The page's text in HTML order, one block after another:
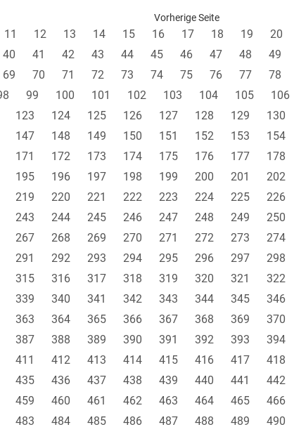
Vorherige Seite
11 12 13 14 15 16 17 18 19 20
40 41 42 43 44 45 46 47 48 49
69 70 71 72 73 74 75 76 77 78
99 100 101 102 103 104 105 106
123 124 125 126 127 128 129 130
147 148 149 150 151 152 153 154
171 172 173 174 175 176 177 178
195 196 197 198 199 200 201 202
219 220 221 222 223 224 225 226
243 244 245 246 247 248 249 250
267 268 269 270 271 272 273 274
291 292 293 294 295 296 297 298
315 316 317 318 319 320 321 322
339 340 341 342 343 344 345 346
363 364 365 366 367 368 369 370
387 388 389 390 391 392 393 394
411 412 413 414 415 416 417 418
435 436 437 438 439 440 441 442
459 460 461 462 463 464 465 466
483 484 485 486 487 488 489 490